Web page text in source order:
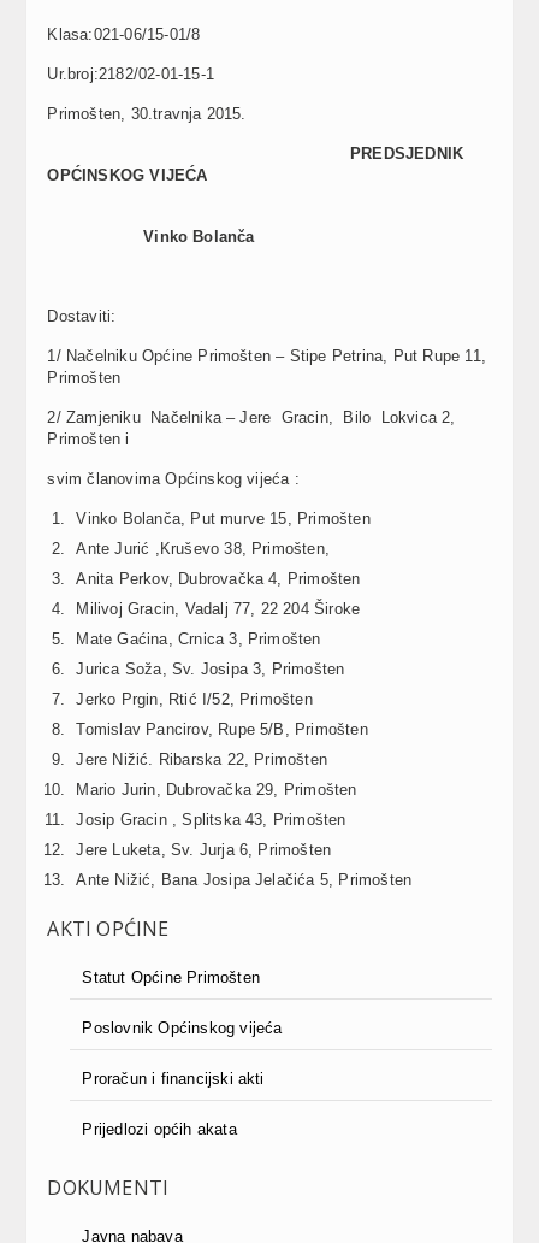
Klasa:021-06/15-01/8
Ur.broj:2182/02-01-15-1
Primošten, 30.travnja 2015.
PREDSJEDNIK
OPĆINSKOG VIJEĆA
Vinko Bolanča
Dostaviti:
1/ Načelniku Općine Primošten – Stipe Petrina, Put Rupe 11,
Primošten
2/ Zamjeniku Načelnika – Jere Gracin, Bilo Lokvica 2,
Primošten i
svim članovima Općinskog vijeća :
Vinko Bolanča, Put murve 15, Primošten
Ante Jurić ,Kruševo 38, Primošten,
Anita Perkov, Dubrovačka 4, Primošten
Milivoj Gracin, Vadalj 77, 22 204 Široke
Mate Gaćina, Crnica 3, Primošten
Jurica Soža, Sv. Josipa 3, Primošten
Jerko Prgin, Rtić I/52, Primošten
Tomislav Pancirov, Rupe 5/B, Primošten
Jere Nižić. Ribarska 22, Primošten
Mario Jurin, Dubrovačka 29, Primošten
Josip Gracin , Splitska 43, Primošten
Jere Luketa, Sv. Jurja 6, Primošten
Ante Nižić, Bana Josipa Jelačića 5, Primošten
AKTI OPĆINE
Statut Općine Primošten
Poslovnik Općinskog vijeća
Proračun i financijski akti
Prijedlozi općih akata
DOKUMENTI
Javna nabava